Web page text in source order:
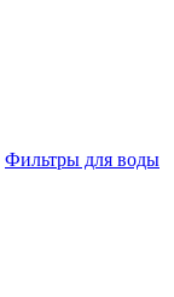
Фильтры для воды